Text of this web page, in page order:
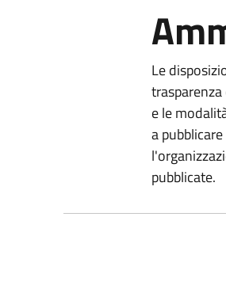
Le
e le
a
pubblicate.